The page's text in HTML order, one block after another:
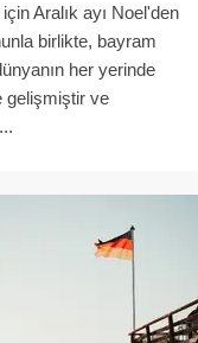
Aralık ayı Noel'den
birlikte, bayram
her yerinde
gelişmiştir ve